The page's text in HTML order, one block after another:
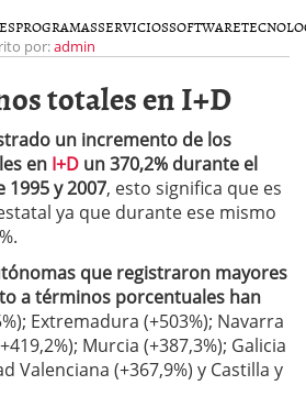
PROGRAMASSERVICIOSSOFTWARE
por:admin
totales en I+D
un incremento de los
en I+D un 370,2% durante el
y 2007, esto significa que es
ya que durante ese mismo
que registraron mayores
a términos porcentuales han
Extremadura (+503%); Navarra
Murcia (+387,3%); Galicia
Valenciana (+367,9%) y Castilla y